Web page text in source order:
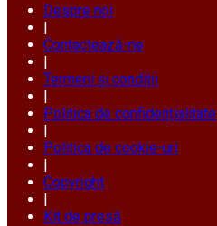
Despre noi
|
Contactează-ne
|
Termeni și condiții
|
Politica de confidențialitate
|
Politica de cookie-uri
|
Copyright
|
Kit de presă